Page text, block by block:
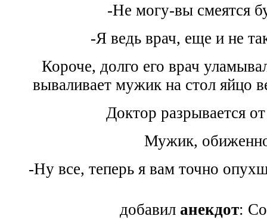
-Не могу-вы смеятся
-Я ведь врач, еще и не
Короче, долго его врач
вываливает мужик на стол яйцо
Доктор разрывается
Мужик,
-Ну все, теперь я вам точно
добавил анекдот: